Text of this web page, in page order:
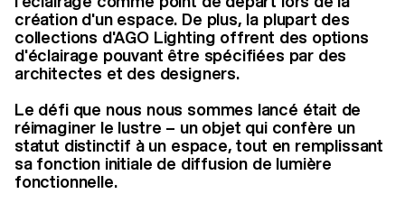
création d'un espace. De plus, la plupart des
collections d'AGO Lighting offrent des options
d'éclairage pouvant être spécifiées par des
architectes et des designers.
Le défi que nous nous sommes lancé était de
réimaginer le lustre – un objet qui confère un
statut distinctif à un espace, tout en remplissant
sa fonction initiale de diffusion de lumière
fonctionnelle.